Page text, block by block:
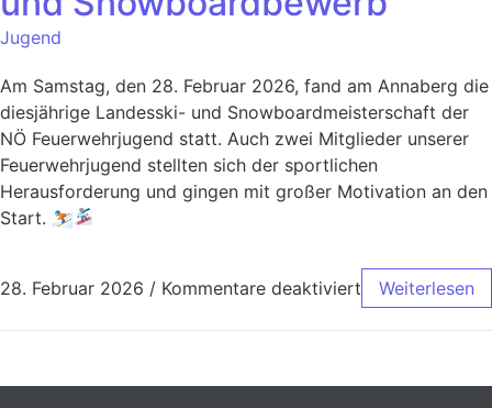
Jugend
Am Samstag, den 28. Februar 2026, fand am Annaberg die
diesjährige Landesski- und Snowboardmeisterschaft der
NÖ Feuerwehrjugend statt. Auch zwei Mitglieder unserer
Feuerwehrjugend stellten sich der sportlichen
Herausforderung und gingen mit großer Motivation an den
Start. ⛷
28. Februar 2026 / Kommentare deaktiviert Weiterlesen